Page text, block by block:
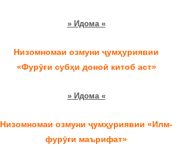
» Идома «
Низомномаи озмуни ҷумҳуриявии
«Фурӯғи субҳи доноӣ китоб аст»
» Идома «
Низомномаи озмуни ҷумҳуриявии «Илм-
фурӯғи маърифат»